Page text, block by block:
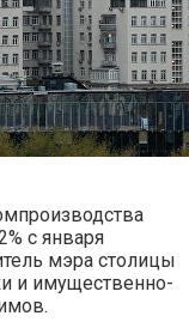
с января
мэра столицы
и имущественно-